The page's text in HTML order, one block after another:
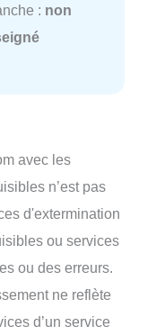
: non
avec les
n’est pas
d'extermination
ou services
ou des erreurs.
ne reflète
d’un service